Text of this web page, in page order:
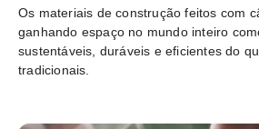
Os materiais de construção feitos com
ganhando espaço no mundo inteiro
sustentáveis, duráveis e eficientes do
tradicionais.